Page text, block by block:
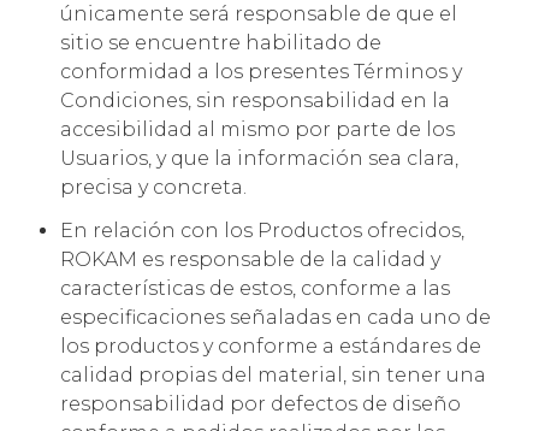
únicamente será responsable de que el
sitio se encuentre habilitado de
conformidad a los presentes Términos y
Condiciones, sin responsabilidad en la
accesibilidad al mismo por parte de los
Usuarios, y que la información sea clara,
precisa y concreta.
En relación con los Productos ofrecidos,
ROKAM es responsable de la calidad y
características de estos, conforme a las
especificaciones señaladas en cada uno de
los productos y conforme a estándares de
calidad propias del material, sin tener una
responsabilidad por defectos de diseño